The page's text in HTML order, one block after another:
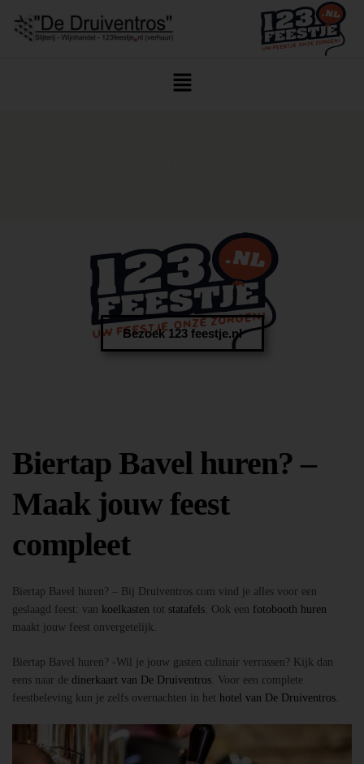
Bezoek 123 feestje.nl
Biertap Bavel huren? –
Maak jouw feest
compleet
Biertap Bavel huren? – Bij Druiventros.com vind je alles voor een
geslaagd feest: van koelkasten tot statafels. Ook een fotobooth huren
maakt jouw feest onvergetelijk.
Biertap Bavel huren? -Wil je jouw gasten culinair verrassen? Kijk dan
eens naar de dinerkaart van De Druiventros. Voor een complete
feestbeleving kun je zelfs overnachten in het hotel van De Druiventros.